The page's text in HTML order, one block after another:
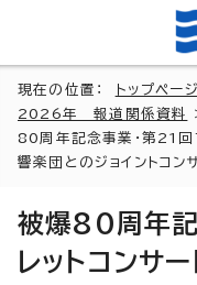
現在の位置： トップページ
2026年 報道関係資料
80周年記念事業・第21回
響楽団とのジョイントコン
被爆80周年記
レットコンサ